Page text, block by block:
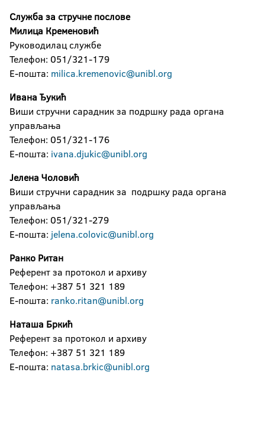
Служба за стручне послове
Милица Кременовић
Руководилац службе
Телефон: 051/321-179
Е-пошта: milica.kremenovic@unibl.org
Ивана Ђукић
Виши стручни сарадник за подршку рада органа
управљања
Телефон: 051/321-176
Е-пошта: ivana.djukic@unibl.org
Јелена Чоловић
Виши стручни сарадник за подршку рада органа
управљања
Телефон: 051/321-279
Е-пошта: jelena.colovic@unibl.org
Ранко Ритан
Референт за протокол и архиву
Телефон: +387 51 321 189
Е-пошта: ranko.ritan@unibl.org
Наташа Бркић
Референт за протокол и архиву
Телефон: +387 51 321 189
Е-пошта: natasa.brkic@unibl.org